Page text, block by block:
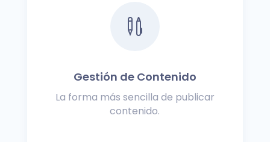

Gestión de Contenido
La forma más sencilla de publicar
contenido.